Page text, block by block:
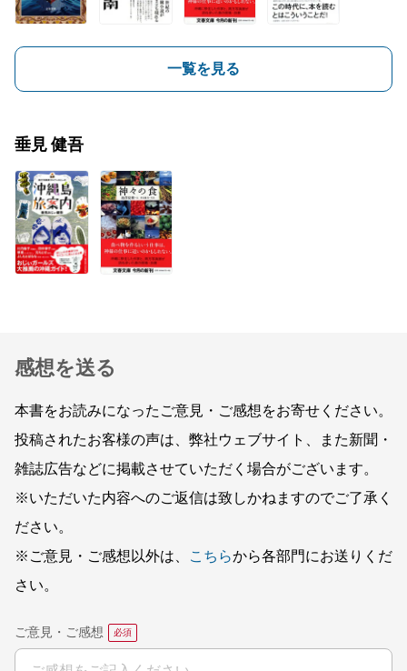
一覧を見る
垂見 健吾
感想を送る
本書をお読みになったご意見・ご感想をお寄せください。
投稿されたお客様の声は、弊社ウェブサイト、また新聞・
雑誌広告などに掲載させていただく場合がございます。
※いただいた内容へのご返信は致しかねますのでご了承く
ださい。
※ご意見・ご感想以外は、
こちらから各部門にお送りくだ
さい。
ご意見・ご感想